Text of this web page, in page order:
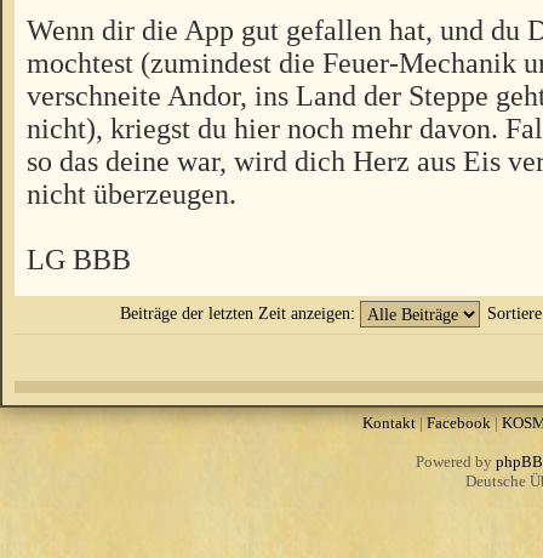
Wenn dir die App gut gefallen hat, und du
mochtest (zumindest die Feuer-Mechanik
verschneite Andor, ins Land der Steppe
nicht), kriegst du hier noch mehr davon.
so das deine war, wird dich Herz aus Eis
nicht überzeugen.
LG BBB
Beiträge der letzten Zeit anzeigen:
Kontakt|Facebook|
Powered by phpBB
Deutsche